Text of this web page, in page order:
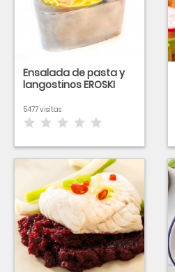
Ensalada de pasta y
langostinos EROSKI
5477 visitas